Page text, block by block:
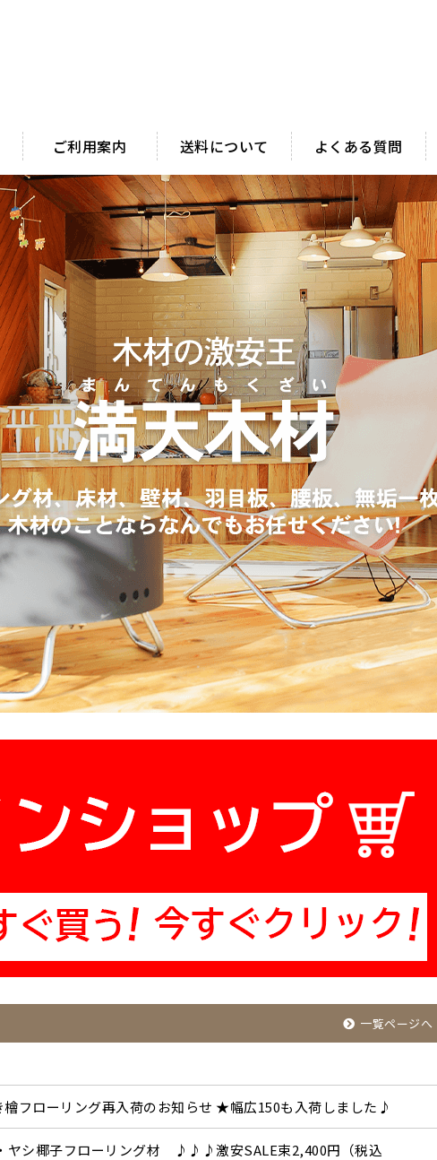
ご利用案内 送料について よくある質問
一覧ページへ
フローリング再入荷のお知らせ ★幅広150も入荷しました♪
・ヤシ椰子フローリング材 ♪♪♪激安SALE束2,400円（税込